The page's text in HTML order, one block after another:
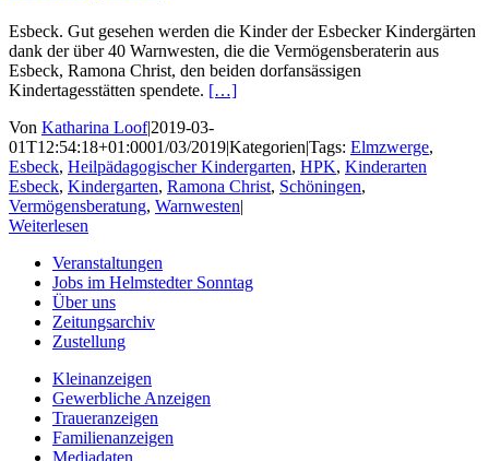
Esbeck. Gut gesehen werden die Kinder der Esbecker Kindergärten
dank der über 40 Warnwesten, die die Vermögensberaterin aus
Esbeck, Ramona Christ, den beiden dorfansässigen
Kindertagesstätten spendete. […]
Von Katharina Loof|2019-03-
01T12:54:18+01:0001/03/2019|Kategorien|Tags: Elmzwerge,
Esbeck, Heilpädagogischer Kindergarten, HPK, Kinderarten
Esbeck, Kindergarten, Ramona Christ, Schöningen,
Vermögensberatung, Warnwesten|
Weiterlesen
Veranstaltungen
Jobs im Helmstedter Sonntag
Über uns
Zeitungsarchiv
Zustellung
Kleinanzeigen
Gewerbliche Anzeigen
Traueranzeigen
Familienanzeigen
Mediadaten